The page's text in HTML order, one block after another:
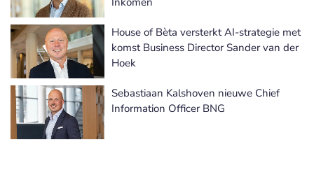
House of Bèta versterkt AI-strategie met
komst Business Director Sander van der
Hoek
Sebastiaan Kalshoven nieuwe Chief
Information Officer BNG